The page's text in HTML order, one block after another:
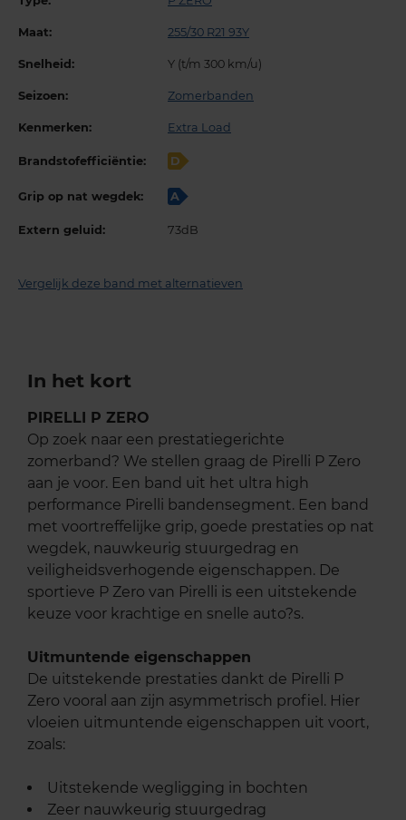
Maat: 255/30 R21 93Y
Snelheid: Y (t/m 300 km/u)
Seizoen: Zomerbanden
Kenmerken: Extra Load
Brandstofefficiëntie: D
Grip op nat wegdek: A
Extern geluid: 73dB
Vergelijk deze band met alternatieven
In het kort
PIRELLI P ZERO
Op zoek naar een prestatiegerichte
zomerband? We stellen graag de Pirelli P Zero
aan je voor. Een band uit het ultra high
performance Pirelli bandensegment. Een band
met voortreffelijke grip, goede prestaties op nat
wegdek, nauwkeurig stuurgedrag en
veiligheidsverhogende eigenschappen. De
sportieve P Zero van Pirelli is een uitstekende
keuze voor krachtige en snelle auto?s.
Uitmuntende eigenschappen
De uitstekende prestaties dankt de Pirelli P
Zero vooral aan zijn asymmetrisch profiel. Hier
vloeien uitmuntende eigenschappen uit voort,
zoals:
Uitstekende wegligging in bochten
Zeer nauwkeurig stuurgedrag